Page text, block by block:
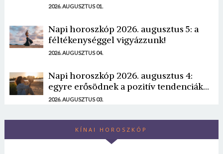
2026. AUGUSZTUS 01.
Napi horoszkóp 2026. augusztus 5: a
féltékenységgel vigyázzunk!
2026. AUGUSZTUS 04.
Napi horoszkóp 2026. augusztus 4:
egyre erősödnek a pozitív tendenciák...
2026. AUGUSZTUS 03.
KÍNAI HOROSZKÓP